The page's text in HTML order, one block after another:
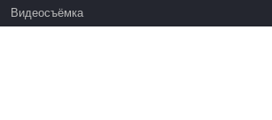
Видеосъёмка